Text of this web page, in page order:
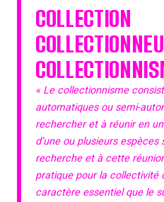
COLLECTION
« Le collectionnisme
automatiques ou semi-
rechercher et à réunir en
d’une ou plusieurs espèces
recherche et à cette
pratique pour la collectivité
caractère essentiel que le